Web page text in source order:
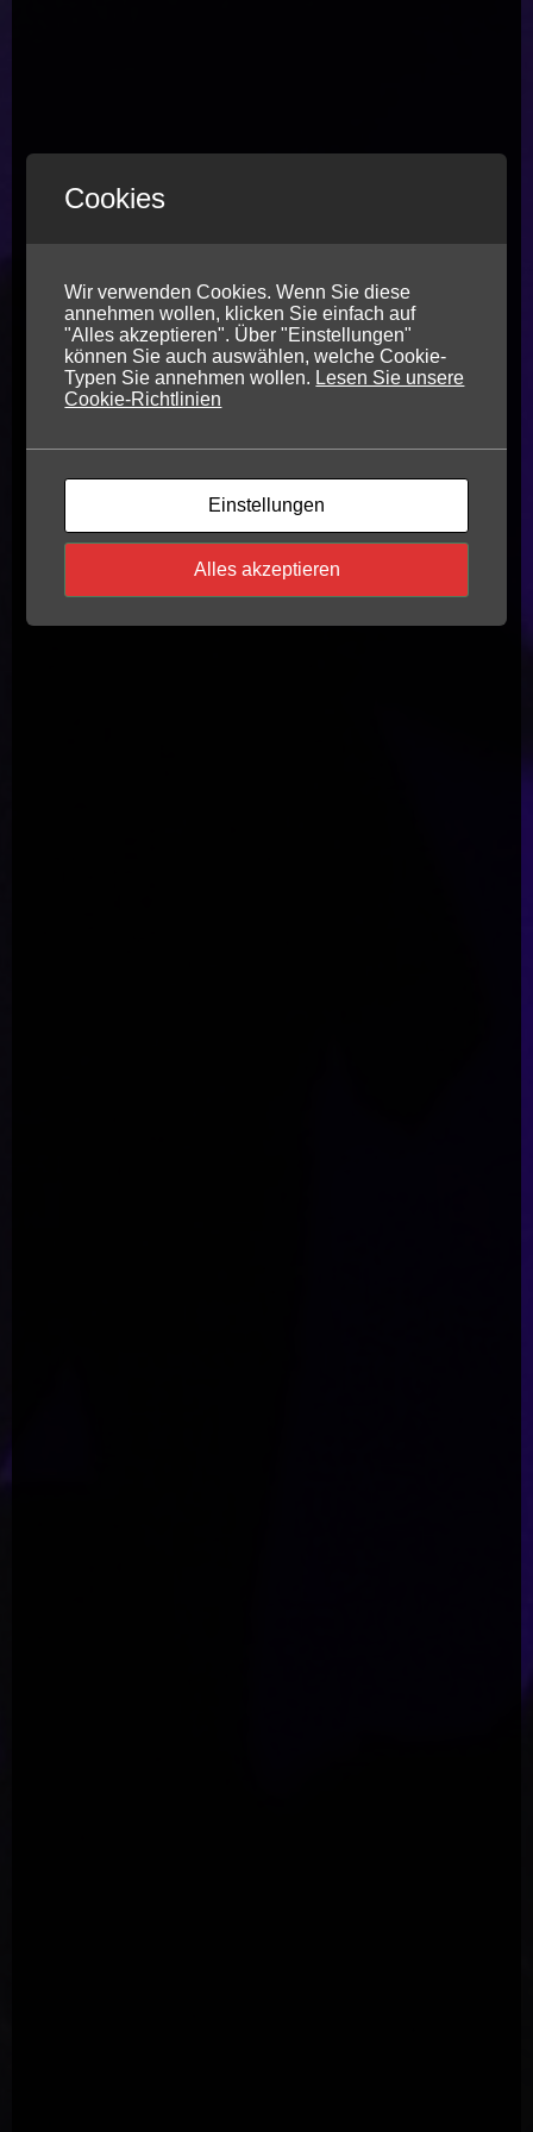
Cookies
Wir verwenden Cookies. Wenn Sie diese
annehmen wollen, klicken Sie einfach auf
"Alles akzeptieren". Über "Einstellungen"
können Sie auch auswählen, welche Cookie-
Typen Sie annehmen wollen. Lesen Sie unsere
Cookie-Richtlinien
Einstellungen
Alles akzeptieren